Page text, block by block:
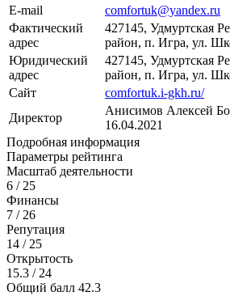
E-mail
comfortuk@yandex.ru
Фактический
адрес
427145, Удмуртская
район, п. Игра, ул.
Юридический
адрес
427145, Удмуртская
район, п. Игра, ул.
Сайт
comfortuk.i-gkh.ru/
Директор
Анисимов Алексей
16.04.2021
Подробная информация
Параметры рейтинга
Масштаб деятельности
6 / 25
Финансы
7 / 26
Репутация
14 / 25
Открытость
15.3 / 24
Общий балл 42.3